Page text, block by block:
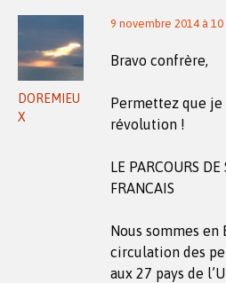
DOREMIEU
X
9 novembre 2014 à 10
Bravo confrère,
Permettez que je
révolution !
LE PARCOURS
FRANCAIS
Nous sommes en
circulation des
aux 27 pays de